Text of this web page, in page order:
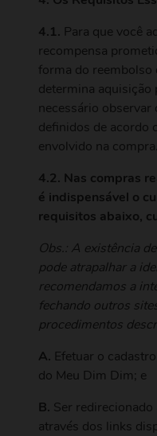
4.1. Para que você
recompensa
forma do reembolso
determina aquisição
necessário observar
definidos de acordo
envolvido na compra.
4.2. Nas compras
é indispensável o
requisitos abaixo,
Obs.: A existência
pode atrapalhar a
recomendamos a
fechando outros
procedimentos
A. Efetuar o
do Meu Dim Dim; e
B. Ser
através dos links